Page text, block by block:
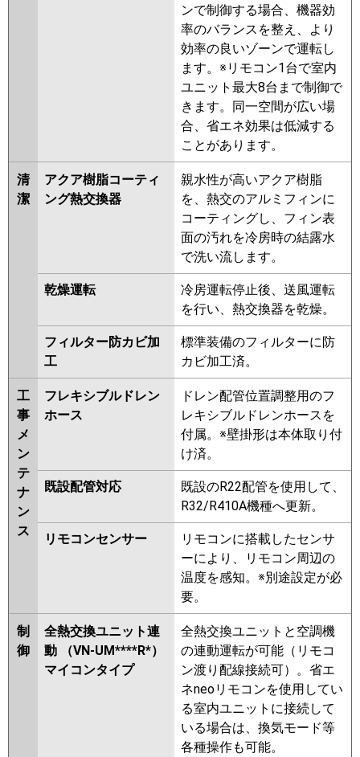
RPK-GP112RHN1 RPK-
GP112RSH6 RPK-GP112RSH5
RPK-GP112RHN RPK-GP112RSH4
RPK-AP112HN6 RPK-GP112RSH3
RPK-GP112RSH2
FDKV1125HA5SA
FDKV1125HA5S
パナソニック PA-P112K7KBX PA-P112K7HBX
PA-P112K7KB PA-P112K7HB
PA-
P112K7K PA-P112K7H
PA-
P112K6KB PA-P112K6CB PA-
P112K6HB PA-P112K6KA
P112K6HA
ンで制御する場合、機器効
率のバランスを整え、より
効率の良いゾーンで運転し
ます。※リモコン1台で室内
ユニット最大8台まで制御で
きます。同一空間が広い場
合、省エネ効果は低減する
ことがあります。
清
潔
アクア樹脂コーティ
ング熱交換器
親水性が高いアクア樹脂
を、熱交のアルミフィンに
コーティングし、フィン表
面の汚れを冷房時の結露水
で洗い流します。
乾燥運転
冷房運転停止後、送風運転
を行い、熱交換器を乾燥。
フィルター防カビ加
工
標準装備のフィルターに防
カビ加工済。
工
事
メ
ン
テ
ナ
ン
ス
フレキシブルドレン
ホース
ドレン配管位置調整用のフ
レキシブルドレンホースを
付属。※壁掛形は本体取り付
け済。
既設配管対応
既設のR22配管を使用して、
R32/R410A機種へ更新。
リモコンセンサー
リモコンに搭載したセンサ
ーにより、リモコン周辺の
温度を感知。※別途設定が必
要。
制
御
全熱交換ユニット連
動 （VN-UM****R*）
マイコンタイプ
全熱交換ユニットと空調機
の連動運転が可能（リモコ
ン渡り配線接続可）。省エ
ネneoリモコンを使用してい
る室内ユニットに接続して
いる場合は、換気モード等
各種操作も可能。